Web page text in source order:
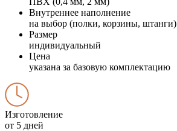
Внутреннее наполнение
на выбор (полки, корзины, штанги)
Размер
индивидуальный
Цена
указана за базовую комплектацию
Изготовление
от 5 дней